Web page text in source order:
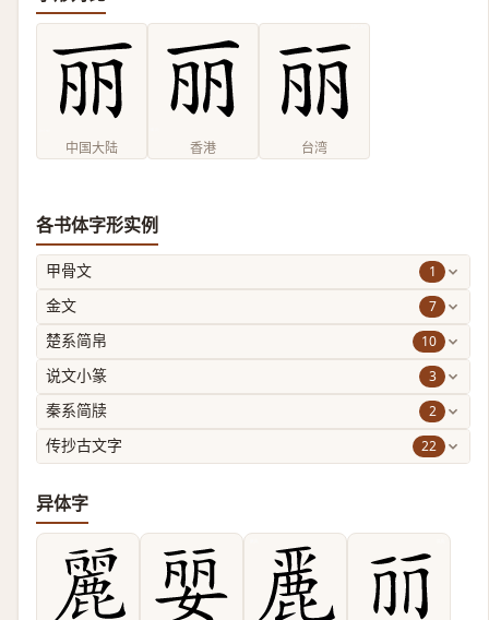
中国大陆 香港 台湾
各书体字形实例
甲骨文 1
金文 7
楚系简帛 10
说文小篆 3
秦系简牍 2
传抄古文字 22
异体字